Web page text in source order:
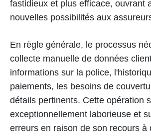
fastidieux et plus efficace, ouvrant
nouvelles possibilités aux
En règle générale, le processus
collecte manuelle de données
informations sur la police,
paiements, les besoins de
détails pertinents. Cette opération
exceptionnellement laborieuse et
erreurs en raison de son recours à